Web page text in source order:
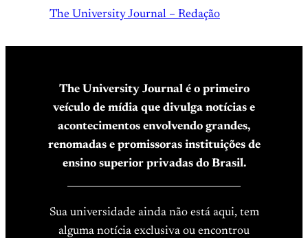
The University Journal – Redação
The University Journal é o primeiro
veículo de mídia que divulga notícias e
acontecimentos envolvendo grandes,
renomadas e promissoras instituições de
ensino superior privadas do Brasil.
Sua universidade ainda não está aqui, tem
alguma notícia exclusiva ou encontrou